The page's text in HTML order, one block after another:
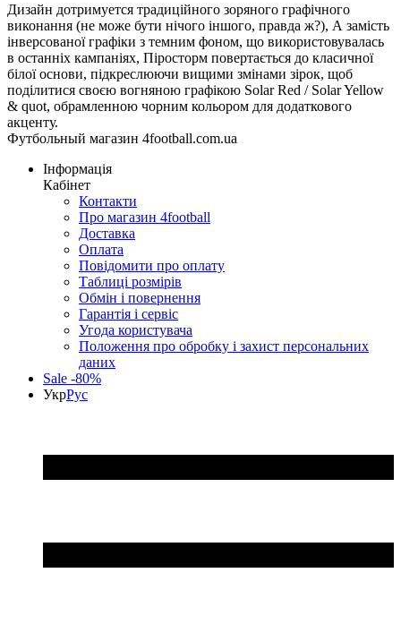
Дизайн дотримуется традиційного зоряного графічного
виконання (не може бути нічого іншого, правда ж?), А замість
інверсованої графіки з темним фоном, що використовувалась
в останніх кампаніях, Піросторм повертається до класичної
білої основи, підкреслюючи вищими змінами зірок, щоб
поділитися своєю вогняною графікою Solar Red / Solar Yellow
& quot, обрамленною чорним кольором для додаткового
акценту.
Футбольный магазин 4football.com.ua
Інформація
Кабінет
Контакти
Про магазин 4football
Доставка
Оплата
Повідомити про оплату
Таблиці розмірів
Обмін і повернення
Гарантія і сервіс
Угода користувача
Положення про обробку і захист персональних
даних
Sale -80%
УкрРус